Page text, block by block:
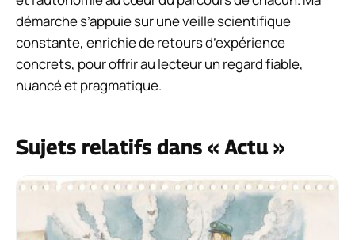
démarche s’appuie sur une veille scientifique
constante, enrichie de retours d’expérience
concrets, pour offrir au lecteur un regard fiable,
nuancé et pragmatique.
Sujets relatifs dans « Actu »